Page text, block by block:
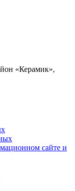
«Керамик»,
сайте и